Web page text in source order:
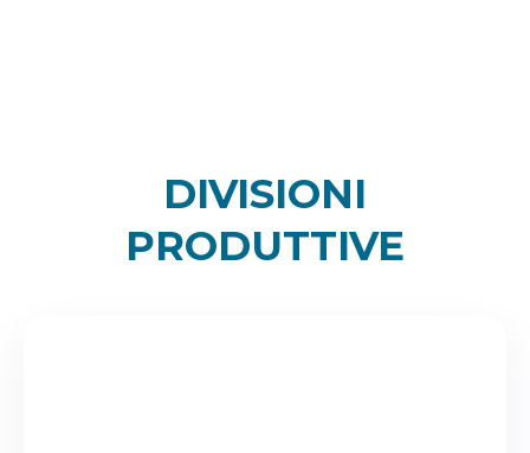
DIVISIONI
PRODUTTIVE